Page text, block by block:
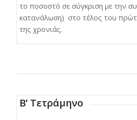
το ποσοστό σε σύγκριση με την
κατανάλωση) στο τέλος του
της χρονιάς.
Β’ Τετράμηνο